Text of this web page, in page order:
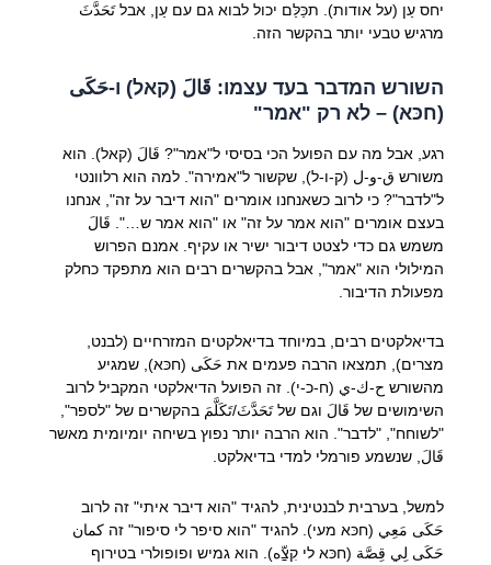
יחס עַן (על אודות). תכַּלַּם יכול לבוא גם עם עַן, אבל تَحَدَّثَ
מרגיש טבעי יותר בהקשר הזה.
השורש המדבר בעד עצמו: قَالَ (קאל) ו-حَكَى
(חכּא) – לא רק "אמר"
רגע, אבל מה עם הפועל הכי בסיסי ל"אמר"? قَالَ (קאל). הוא
משורש ق-و-ل (ק-ו-ל), שקשור ל"אמירה". למה הוא רלוונטי
ל"לדבר"? כי לרוב כשאנחנו אומרים "הוא דיבר על זה", אנחנו
בעצם אומרים "הוא אמר על זה" או "הוא אמר ש…". قَالَ
משמש גם כדי לצטט דיבור ישיר או עקיף. אמנם הפרוש
המילולי הוא "אמר", אבל בהקשרים רבים הוא מתפקד כחלק
מפעולת הדיבור.
בדיאלקטים רבים, במיוחד בדיאלקטים המזרחיים (לבנט,
מצרים), תמצאו הרבה פעמים את حَكَى (חכּא), שמגיע
מהשורש ح-ك-ي (ח-כ-י). זה הפועל הדיאלקטי המקביל לרוב
השימושים של قَالَ וגם של تَحَدَّثَ/تَكَلَّمَ בהקשרים של "לספר",
"לשוחח", "לדבר". הוא הרבה יותר נפוץ בשיחה יומיומית מאשר
قَالَ, שנשמע פורמלי למדי בדיאלקט.
למשל, בערבית לבנטינית, להגיד "הוא דיבר איתי" זה לרוב
حَكَى مَعِي (חכּא מעי). להגיד "הוא סיפר לי סיפור" זה كمان
حَكَى لِي قِصَّة (חכּא לי קִצַّه). הוא גמיש ופופולרי בטירוף